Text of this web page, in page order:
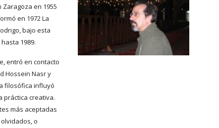
en 1955
en 1972 La
bajo esta
1989.
entró en contacto
Hossein Nasr y
filosófica influyó
práctica creativa.
más aceptadas
o